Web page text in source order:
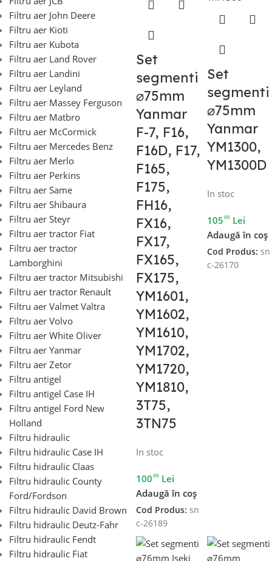
Filtru aer John Deere
Filtru aer Kioti
Filtru aer Kubota
Filtru aer Land Rover
Filtru aer Landini
Filtru aer Leyland
Filtru aer Massey Ferguson
Filtru aer Matbro
Filtru aer McCormick
Filtru aer Mercedes Benz
Filtru aer Merlo
Filtru aer Perkins
Filtru aer Same
Filtru aer Shibaura
Filtru aer Steyr
Filtru aer tractor Fiat
Filtru aer tractor
Lamborghini
Filtru aer tractor Mitsubishi
Filtru aer tractor Renault
Filtru aer Valmet Valtra
Filtru aer Volvo
Filtru aer White Oliver
Filtru aer Yanmar
Filtru aer Zetor
Filtru antigel
Filtru antigel Case IH
Filtru antigel Ford New
Holland
Filtru hidraulic
Filtru hidraulic Case IH
Filtru hidraulic Claas
Filtru hidraulic County
Ford/Fordson
Filtru hidraulic David Brown
Filtru hidraulic Deutz-Fahr
Filtru hidraulic Fendt
Filtru hidraulic Fiat
Set
segmenti
⌀75mm
Yanmar
F-7, F16,
F16D, F17,
F165,
F175,
FH16,
FX16,
FX17,
FX165,
FX175,
YM1601,
YM1602,
YM1610,
YM1702,
YM1720,
YM1810,
3T75,
3TN75
In stoc
10000 Lei
Adaugă în coș
Cod Produs: sn
c-26189
Set
segmenti
⌀75mm
Yanmar
YM1300,
YM1300D
In stoc
10500 Lei
Adaugă în coș
Cod Produs: sn
c-26170